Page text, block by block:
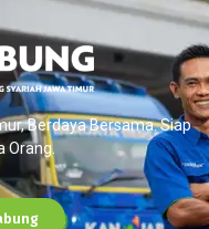
Berdaya Bersama. Siap
Orang.